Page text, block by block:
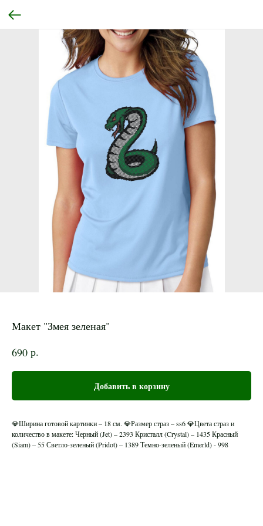
Макет "Змея зеленая"
690 р.
Добавить в корзину
💎Ширина готовой картинки – 18 см. 💎Размер страз – ss6 💎Цвета страз и
количество в макете: Черный (Jet) – 2393 Кристалл (Crystal) – 1435 Красный
(Siam) – 55 Светло-зеленый (Pridot) – 1389 Темно-зеленый (Emerld) - 998